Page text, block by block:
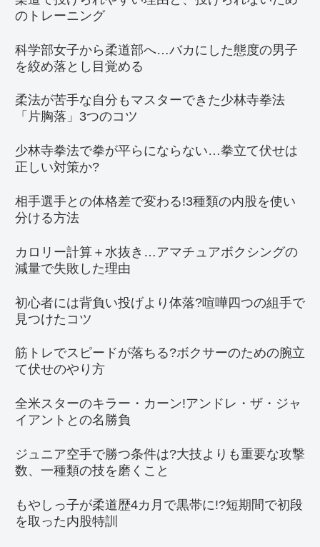
のトレーニング
科学部女子から柔道部へ…バカにした態度の男子
を絞め落とし目覚める
柔法が苦手な自分もマスターできた少林寺拳法
「片胸落」3つのコツ
少林寺拳法で拳が平らにならない…拳立て伏せは
正しい対策か?
相手選手との体格差で変わる!3種類の内股を使い
分ける方法
カロリー計算＋水抜き…アマチュアボクシングの
減量で失敗した理由
初心者には背負い投げより体落?喧嘩四つの組手で
見つけたコツ
筋トレでスピードが落ちる?ボクサーのための腕立
て伏せのやり方
全米スターのキラー・カーン!アンドレ・ザ・ジャ
イアントとの名勝負
ジュニア空手で勝つ条件は?大技よりも重要な攻撃
数、一種類の技を磨くこと
もやしっ子が柔道歴4カ月で黒帯に!?短期間で初段
を取った内股特訓